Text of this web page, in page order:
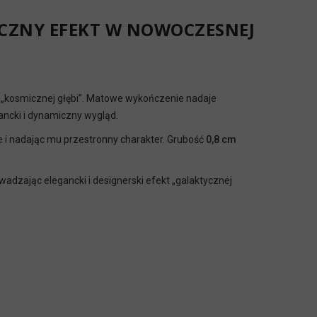
EFEKT W NOWOCZESNEJ
głębi”. Matowe wykończenie nadaje
i dynamiczny wygląd.
nadając mu przestronny charakter. Grubość 0,8 cm
elegancki i designerski efekt „galaktycznej